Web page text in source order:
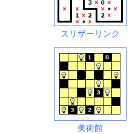
スリザーリンク
美術館